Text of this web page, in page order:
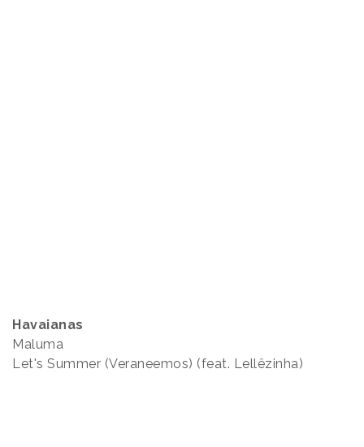
Havaianas
Maluma
Let's Summer (Veraneemos) (feat. Lellêzinha)